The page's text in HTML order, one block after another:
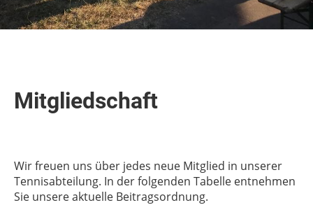
Mitgliedschaft
Wir freuen uns über jedes neue Mitglied in unserer
Tennisabteilung. In der folgenden Tabelle entnehmen
Sie unsere aktuelle Beitragsordnung.